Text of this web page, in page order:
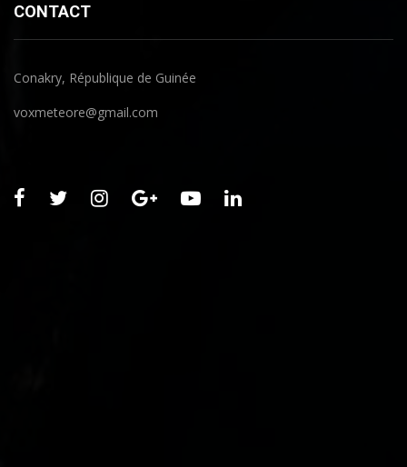
CONTACT
Conakry, République de Guinée
voxmeteore@gmail.com